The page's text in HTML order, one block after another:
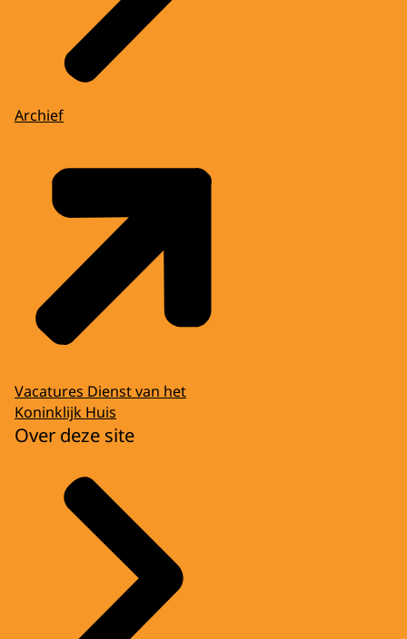
Archief
Vacatures Dienst van het
Koninklijk Huis
Over deze site